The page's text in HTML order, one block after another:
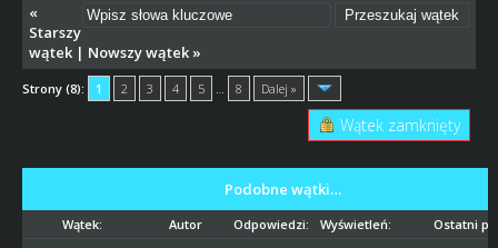
«
Starszy
wątek| Nowszy wątek»
Strony (8): 1 2 3 4 5 8 Dalej »
Wątek zamknięty
Podobne wątki…
Wątek: Autor Odpowiedzi: Wyświetleń: Ostatni